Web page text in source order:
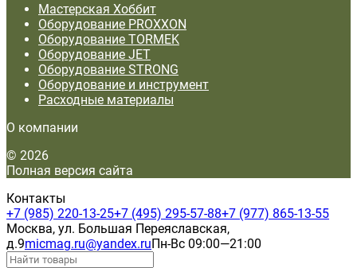
Мастерская Хоббит
Оборудование PROXXON
Оборудование TORMEK
Оборудование JET
Оборудование STRONG
Оборудование и инструмент
Расходные материалы
О компании
© 2026
Полная версия сайта
Контакты
+7 (985) 220-13-25+7 (495) 295-57-88+7 (977) 865-13-55
Москва, ул. Большая Переяславская,
д.9micmag.ru@yandex.ruПн-Вс 09:00—21:00